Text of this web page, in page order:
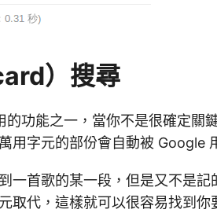
）搜尋
的功能之一，當你不是很確定關
用字元的部份會自動被 Google
一首歌的某一段，但是又不是記
取代，這樣就可以很容易找到你